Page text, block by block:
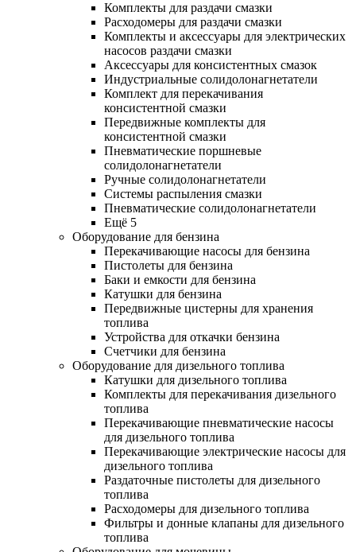
Комплекты для раздачи смазки
Расходомеры для раздачи смазки
Комплекты и аксессуары для электрических
насосов раздачи смазки
Аксессуары для консистентных смазок
Индустриальные солидолонагнетатели
Комплект для перекачивания
консистентной смазки
Передвижные комплекты для
консистентной смазки
Пневматические поршневые
солидолонагнетатели
Ручные солидолонагнетатели
Системы распыления смазки
Пневматические солидолонагнетатели
Ещё 5
Оборудование для бензина
Перекачивающие насосы для бензина
Пистолеты для бензина
Баки и емкости для бензина
Катушки для бензина
Передвижные цистерны для хранения
топлива
Устройства для откачки бензина
Счетчики для бензина
Оборудование для дизельного топлива
Катушки для дизельного топлива
Комплекты для перекачивания дизельного
топлива
Перекачивающие пневматические насосы
для дизельного топлива
Перекачивающие электрические насосы для
дизельного топлива
Раздаточные пистолеты для дизельного
топлива
Расходомеры для дизельного топлива
Фильтры и донные клапаны для дизельного
топлива